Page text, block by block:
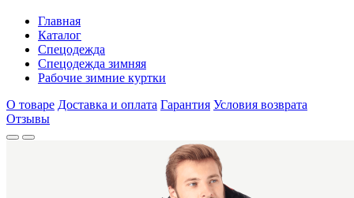
Главная
Каталог
Спецодежда
Спецодежда зимняя
Рабочие зимние куртки
О товаре Доставка и оплата Гарантия Условия возврата
Отзывы